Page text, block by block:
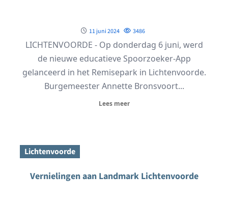
11 juni 2024 3486
LICHTENVOORDE - Op donderdag 6 juni, werd
de nieuwe educatieve Spoorzoeker-App
gelanceerd in het Remisepark in Lichtenvoorde.
Burgemeester Annette Bronsvoort...
Lees meer
Lichtenvoorde
Vernielingen aan Landmark Lichtenvoorde